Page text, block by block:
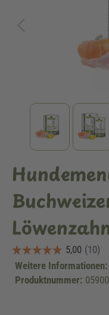
Weitere Informationen:
Produktnummer: